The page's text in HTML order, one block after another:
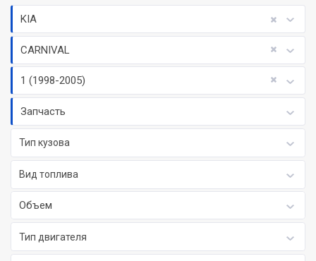
KIA
CARNIVAL
1 (1998-2005)
Запчасть
Тип кузова
Вид топлива
Объем
Тип двигателя